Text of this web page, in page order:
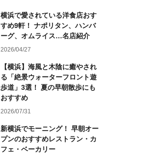
横浜で愛されている洋食店おす
すめ9軒！ ナポリタン、ハンバ
ーグ、オムライス…名店紹介
2026/04/27
【横浜】海風と木陰に癒やされ
る「絶景ウォーターフロント遊
歩道」3選！ 夏の早朝散歩にも
おすすめ
2026/07/31
新横浜でモーニング！ 早朝オー
プンのおすすめレストラン・カ
フェ・ベーカリー